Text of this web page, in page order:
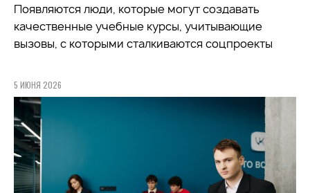
Появляются люди, которые могут создавать
качественные учебные курсы, учитывающие
вызовы, с которыми сталкиваются соцпроекты
5 ИЮНЯ 2026